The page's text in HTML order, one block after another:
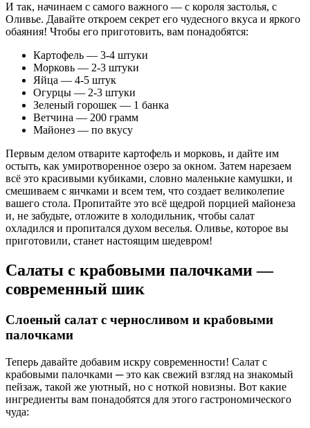
И так, начинаем с самого важного — с короля застолья, с
Оливье. Давайте откроем секрет его чудесного вкуса и яркого
обаяния! Чтобы его приготовить, вам понадобятся:
Картофель — 3-4 штуки
Морковь — 2-3 штуки
Яйца — 4-5 штук
Огурцы — 2-3 штуки
Зеленый горошек — 1 банка
Ветчина — 200 грамм
Майонез — по вкусу
Первым делом отварите картофель и морковь, и дайте им
остыть, как умиротворенное озеро за окном. Затем нарезаем
всё это красивыми кубиками, словно маленькие камушки, и
смешиваем с яичками и всем тем, что создает великолепие
вашего стола. Пропитайте это всё щедрой порцией майонеза
и, не забудьте, отложите в холодильник, чтобы салат
охладился и пропитался духом веселья. Оливье, которое вы
приготовили, станет настоящим шедевром!
Салаты с крабовыми палочками —
современный шик
Слоеный салат с черносливом и крабовыми
палочками
Теперь давайте добавим искру современности! Салат с
крабовыми палочками ─ это как свежий взгляд на знакомый
пейзаж, такой же уютный, но с ноткой новизны. Вот какие
ингредиенты вам понадобятся для этого гастрономического
чуда: